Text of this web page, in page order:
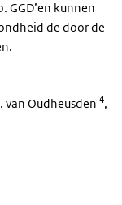
GGD’en kunnen
de door de
van Oudheusden 4,